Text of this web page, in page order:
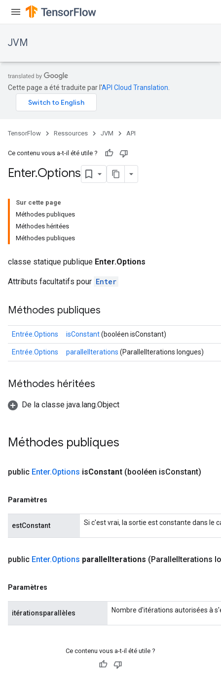
JVM
Cette page a été traduite par l'API Cloud Translation
TensorFlow Ressources JVM API
Ce contenu vous a-t-il été utile ?
Enter.Options
Sur cette page
Méthodes publiques
Méthodes héritées
Méthodes publiques
classe statique publique Enter.Options
Attributs facultatifs pour Enter
Méthodes publiques
Entrée.Options isConstant(booléen isConstant)
Entrée.Options parallelIterations (ParallelIterations longues)
Méthodes héritées
De la classe java.lang.Object
Méthodes publiques
public Enter.Options isConstant (booléen isConstant)
Paramètres
estConstant Si c'est vrai, la sortie est constante dans le
public Enter.Options parallelIterations (ParallelIterations
Paramètres
itérationsparallèles Nombre d'itérations autorisées à
Ce contenu vous a-t-il été utile ?